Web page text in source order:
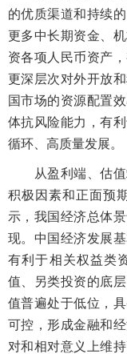
的优质渠道和持续
更多中长期资金、
资各项人民币资产
更深层次对外开放
国市场的资源配置
体抗风险能力，有
循环、高质量发展。
从盈利端、估值
积极因素和正面预
示，我国经济总体
现。中国经济发展
有利于相关权益类
值、另类投资的底
值普遍处于低位，
可控，形成金融和
对和相对意义上维